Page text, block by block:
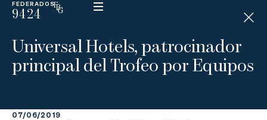
FEDERADOS
9424
ESP
N
D
C
Universal Hotels, patrocinador
principal del Trofeo por Equipos
07/06/2019